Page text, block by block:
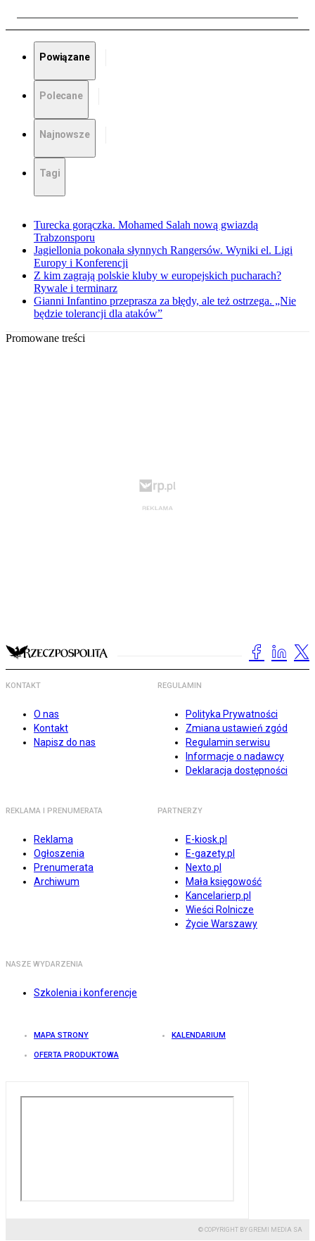
Powiązane
Polecane
Najnowsze
Tagi
Turecka gorączka. Mohamed Salah nową gwiazdą
Trabzonsporu
Jagiellonia pokonała słynnych Rangersów. Wyniki el. Ligi
Europy i Konferencji
Z kim zagrają polskie kluby w europejskich pucharach?
Rywale i terminarz
Gianni Infantino przeprasza za błędy, ale też ostrzega. „Nie
będzie tolerancji dla ataków”
Promowane treści
KONTAKT
O nas
Kontakt
Napisz do nas
REGULAMIN
Polityka Prywatności
Zmiana ustawień zgód
Regulamin serwisu
Informacje o nadawcy
Deklaracja dostępności
REKLAMA I PRENUMERATA
Reklama
Ogłoszenia
Prenumerata
Archiwum
PARTNERZY
E-kiosk.pl
E-gazety.pl
Nexto.pl
Mała księgowość
Kancelarierp.pl
Wieści Rolnicze
Życie Warszawy
NASZE WYDARZENIA
Szkolenia i konferencje
MAPA STRONY KALENDARIUM
OFERTA PRODUKTOWA
© COPYRIGHT BY GREMI MEDIA SA